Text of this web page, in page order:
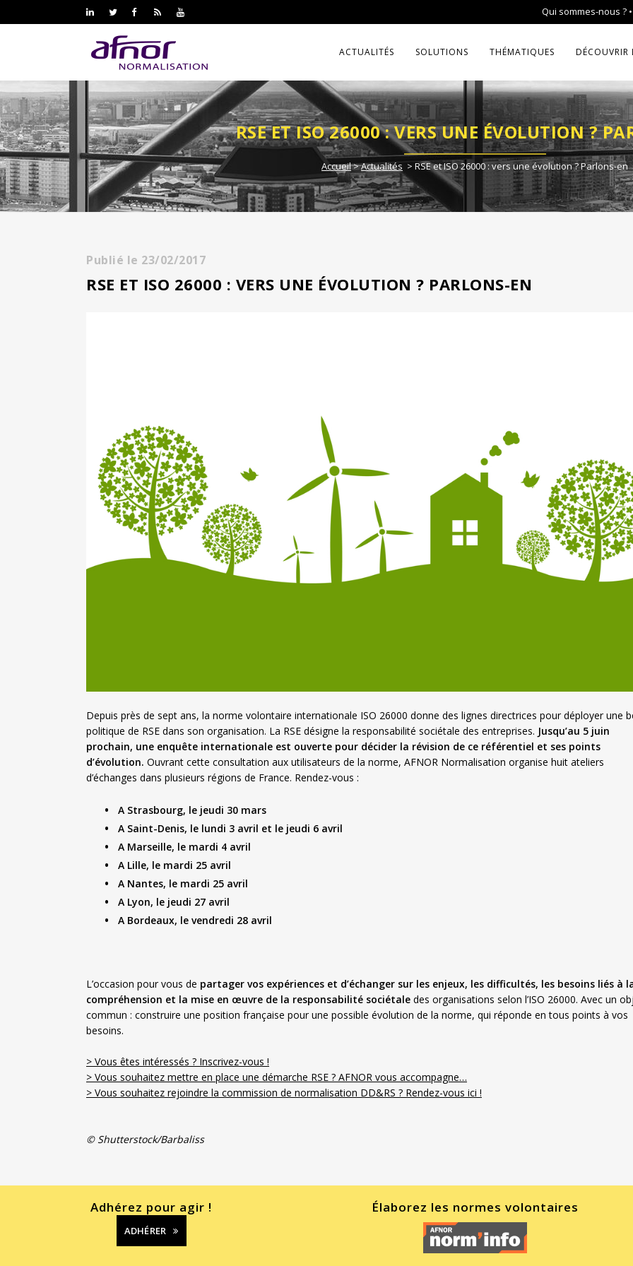
Qui sommes-nous ?•
ACTUALITÉS SOLUTIONS THÉMATIQUES DÉCOUVRIR
RSE ET ISO 26000 : VERS UNE ÉVOLUTION ?
Accueil>Actualités > RSE et ISO 26000 : vers une évolution ? Parlons-en
Publié le 23/02/2017
RSE ET ISO 26000 : VERS UNE ÉVOLUTION ? PARLONS-EN
Depuis près de sept ans, la norme volontaire internationale ISO 26000 donne des lignes directrices pour déployer une
politique de RSE dans son organisation. La RSE désigne la responsabilité sociétale des entreprises. Jusqu’au 5 juin
prochain, une enquête internationale est ouverte pour décider la révision de ce référentiel et ses points
d’évolution. Ouvrant cette consultation aux utilisateurs de la norme, AFNOR Normalisation organise huit ateliers
d’échanges dans plusieurs régions de France. Rendez-vous :
A Strasbourg, le jeudi 30 mars
A Saint-Denis, le lundi 3 avril et le jeudi 6 avril
A Marseille, le mardi 4 avril
A Lille, le mardi 25 avril
A Nantes, le mardi 25 avril
A Lyon, le jeudi 27 avril
A Bordeaux, le vendredi 28 avril
L’occasion pour vous de partager vos expériences et d’échanger sur les enjeux, les difficultés, les besoins liés à
compréhension et la mise en œuvre de la responsabilité sociétale des organisations selon l’ISO 26000. Avec un
commun : construire une position française pour une possible évolution de la norme, qui réponde en tous points à vos
besoins.
> Vous êtes intéressés ? Inscrivez-vous !
> Vous souhaitez mettre en place une démarche RSE ? AFNOR vous accompagne…
> Vous souhaitez rejoindre la commission de normalisation DD&RS ? Rendez-vous ici !
© Shutterstock/Barbaliss
Adhérez pour agir !
ADHÉRER
Élaborez les normes volontaires